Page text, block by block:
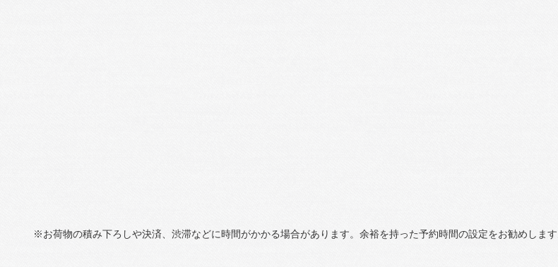
※お荷物の積み下ろしや決済、渋滞などに時間がかかる場合があります。余裕を持った予約時間の設定をお勧めします